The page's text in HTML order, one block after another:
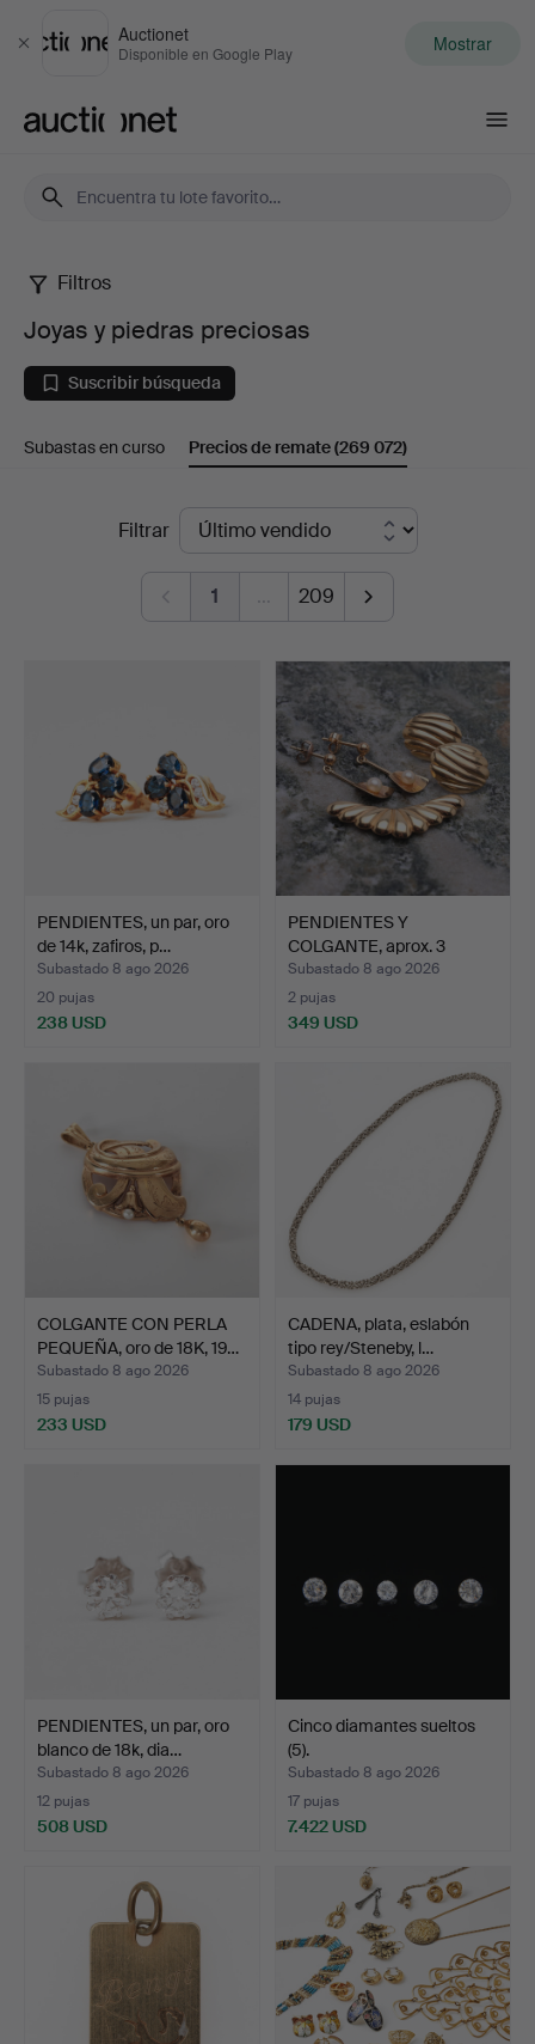
Cerrar
Auctionet
Disponible en Google Play Mostrar
Joyas
piedras
preciosas
Filtros
Joyas y piedras preciosas
Suscribir búsqueda
Subastas en curso Precios de remate(269 072)
Filtrar
1 … 209
PENDIENTES, un par, oro
de 14k, zafiros, p…
Subastado 8 ago 2026
20 pujas
238 USD
PENDIENTES Y
COLGANTE, aprox. 3
piezas, or…
Subastado 8 ago 2026
2 pujas
349 USD
COLGANTE CON PERLA
PEQUEÑA, oro de 18K, 19…
Subastado 8 ago 2026
15 pujas
233 USD
CADENA, plata, eslabón
tipo rey/Steneby, l…
Subastado 8 ago 2026
14 pujas
179 USD
PENDIENTES, un par, oro
blanco de 18k, dia…
Subastado 8 ago 2026
12 pujas
508 USD
Cinco diamantes sueltos
(5).
Subastado 8 ago 2026
17 pujas
7.422 USD